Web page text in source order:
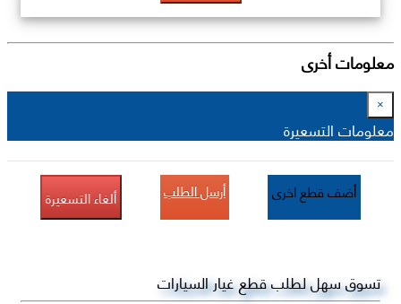
معلومات أخرى
×
معلومات التسعيرة
أضف قطع اخرى أرسل الطلب ألغاء التسعيرة
تسوق سهل لطلب قطع غيار السيارات